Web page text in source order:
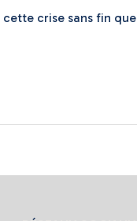
cette crise sans fin que